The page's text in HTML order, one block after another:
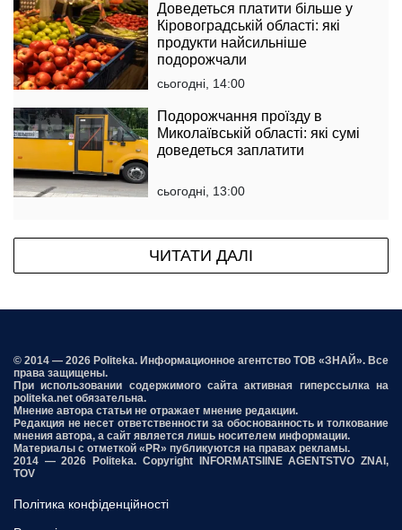
Доведеться платити більше у
Кіровоградській області: які
продукти найсильніше
подорожчали
сьогодні, 14:00
Подорожчання проїзду в
Миколаївській області: які сумі
доведеться заплатити
сьогодні, 13:00
ЧИТАТИ ДАЛІ
© 2014 — 2026 Politeka. Информационное агентство ТОВ «ЗНАЙ». Все
права защищены.
При использовании содержимого сайта активная гиперссылка на
politeka.net обязательна.
Мнение автора статьи не отражает мнение редакции.
Редакция не несет ответственности за обоснованность и толкование
мнения автора, а сайт является лишь носителем информации.
Материалы с отметкой «PR» публикуются на правах рекламы.
2014 — 2026 Politeka. Copyright INFORMATSIINE AGENTSTVO ZNAI,
TOV
Політика конфіденційності